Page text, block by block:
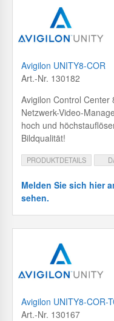
Avigilon UNITY8-COR
Art.-Nr. 130182
Avigilon Control Center
Netzwerk-Video-
hoch und
Bildqualität!
PRODUKTDETAILS
Melden Sie sich hier
sehen.
Avigilon UNITY8-COR-
Art.-Nr. 130167